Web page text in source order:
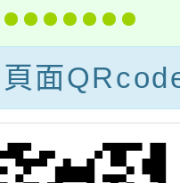
活
競
「發票
民贏(
活動
DM電
頁面